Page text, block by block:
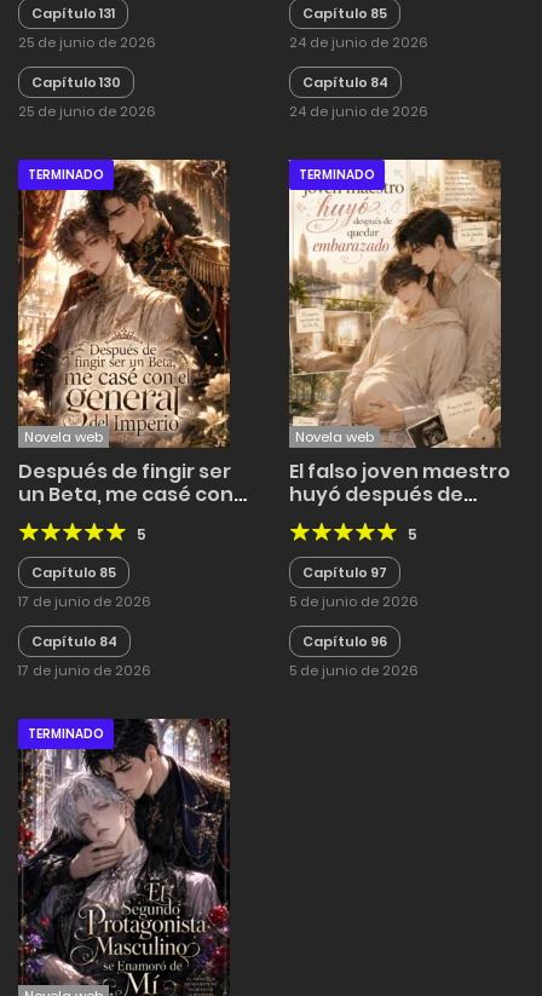
Capítulo 131
25 de junio de 2026
Capítulo 130
25 de junio de 2026
Capítulo 85
24 de junio de 2026
Capítulo 84
24 de junio de 2026
TERMINADO
Novela web
Después de fingir ser
un Beta, me casé con
el general del Imperio
5
Capítulo 85
17 de junio de 2026
Capítulo 84
17 de junio de 2026
TERMINADO
Novela web
El falso joven maestro
huyó después de
quedar embarazado
5
Capítulo 97
5 de junio de 2026
Capítulo 96
5 de junio de 2026
TERMINADO